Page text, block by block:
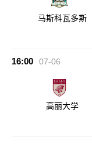
马斯科瓦多斯
16:00 07-06
高丽大学